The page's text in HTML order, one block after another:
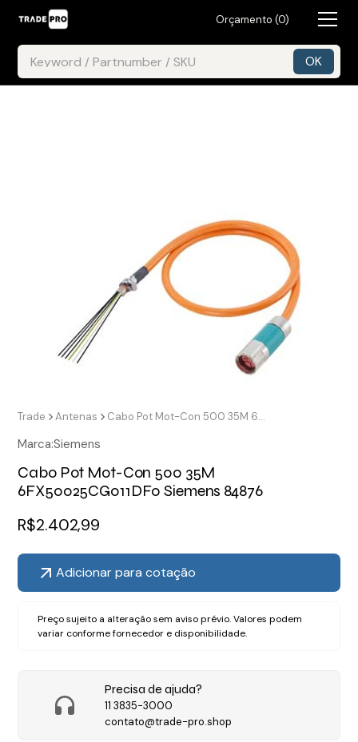
Orçamento (0)
Trade Antenas Cabo Pot Mot-Con 500 35M 6FX50025CG011DF0 Siemens 84876
Marca:Siemens
Cabo Pot Mot-Con 500 35M
6FX50025CG011DF0 Siemens 84876
R$2.402,99
Adicionar para cotação
Preço sujeito a alteração sem aviso prévio. Valores podem
variar conforme fornecedor e disponibilidade.
Precisa de ajuda?
11 3835-3000
contato@trade-pro.shop